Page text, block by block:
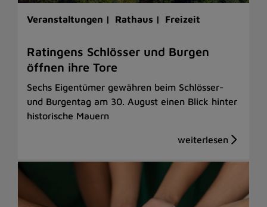
Veranstaltungen | Rathaus | Freizeit
Ratingens Schlösser und Burgen
öffnen ihre Tore
Sechs Eigentümer gewähren beim Schlösser-
und Burgentag am 30. August einen Blick hinter
historische Mauern